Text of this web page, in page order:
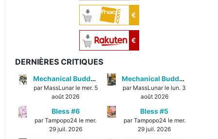
€
€
DERNIÈRES CRITIQUES
Mechanical Buddy Universe #1
par MassLunar le mer. 5
août 2026
Mechanical Buddy Universe #0
par MassLunar le lun. 3
août 2026
Bless #6
par Tampopo24 le mer.
29 juil. 2026
Bless #5
par Tampopo24 le mer.
29 juil. 2026